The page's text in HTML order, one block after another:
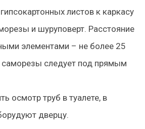
листов к каркасу
и шуруповерт. Расстояние
элементами – не более 25
саморезы следует под прямым
осмотр труб в туалете, в
дверцу.